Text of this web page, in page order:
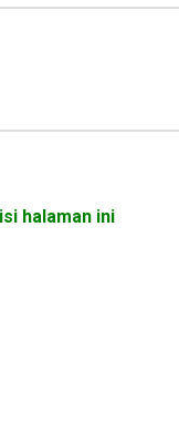
halaman ini